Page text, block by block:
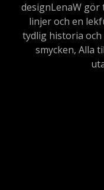
designLenaW gör
linjer och en
tydlig historia
smycken, Alla